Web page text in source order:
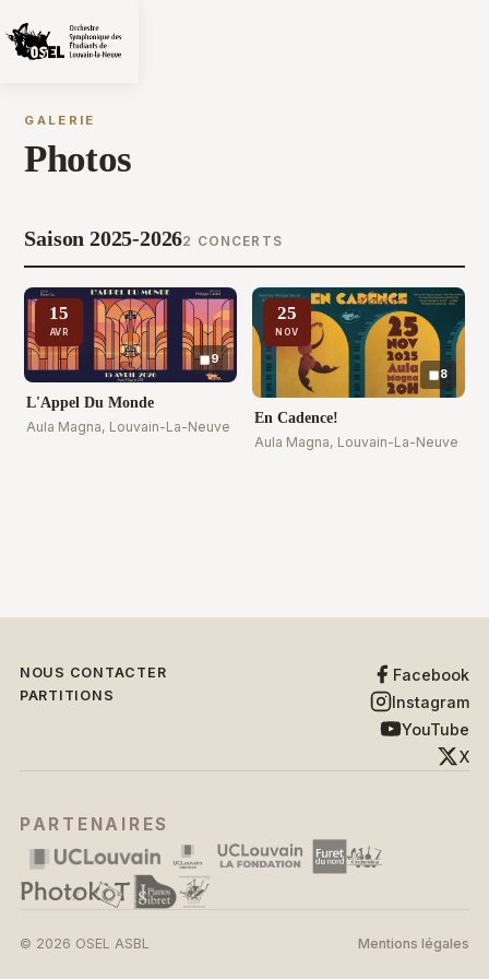
GALERIE
Photos
Saison 2025-20262 CONCERTS
15
AVR
9
L'Appel Du Monde
Aula Magna, Louvain-La-Neuve
25
NOV
8
En Cadence!
Aula Magna, Louvain-La-Neuve
NOUS CONTACTER
PARTITIONS
Facebook
Instagram
YouTube
X
PARTENAIRES
© 2026 OSEL ASBL Mentions légales